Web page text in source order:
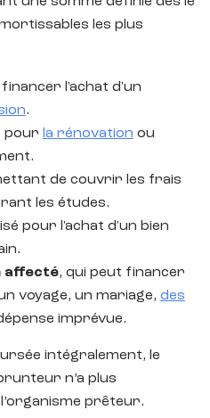
les plus
financer l'achat d'un
.
pour la rénovation ou
de couvrir les frais
les études.
pour l'achat d'un bien
affecté, qui peut financer
voyage, un mariage, des
imprévue.
intégralement, le
n’a plus
prêteur.